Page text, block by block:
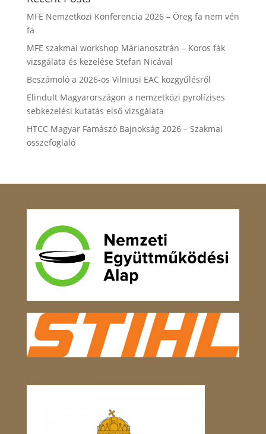
MFE Nemzetközi Konferencia 2026 – Öreg fa nem vén
fa
MFE szakmai workshop Márianosztrán – Koros fák
vizsgálata és kezelése Stefan Nicával
Beszámoló a 2026-os Vilniusi EAC közgyűlésről
Elindult Magyarországon a nemzetközi pyrolízises
sebkezelési kutatás első vizsgálata
HTCC Magyar Famászó Bajnokság 2026 – Szakmai
összefoglaló